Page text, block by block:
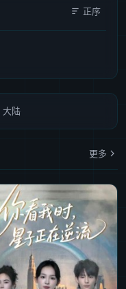
正序
大陆
更多